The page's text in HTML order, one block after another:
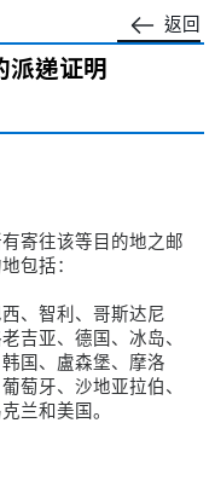
返回
派递证明
寄往该等目的地之邮
包括：
、智利、哥斯达尼
吉亚、德国、冰岛、
国、盧森堡、摩洛
萄牙、沙地亚拉伯、
兰和美国。